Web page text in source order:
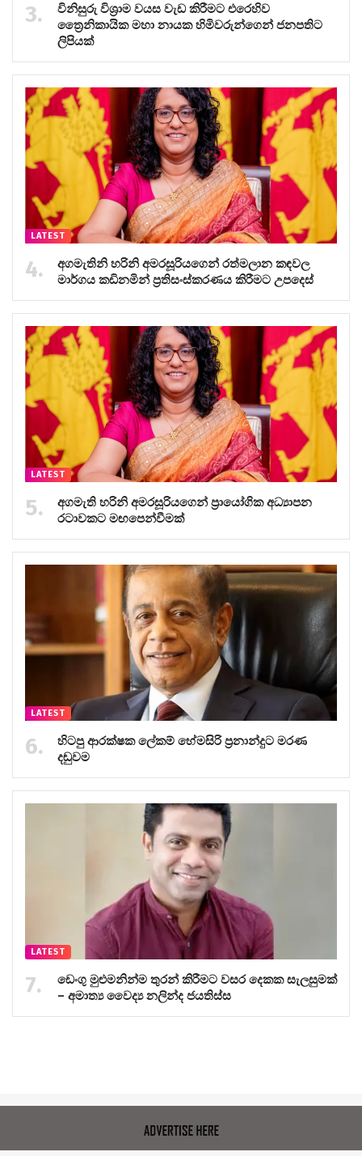
විනිසුරු විශ්‍රාම වයස වැඩ කිරීමට එරෙහිව
ත්‍රෛනිකායික මහා නායක හිමිවරුන්ගෙන් ජනපතිට
ලිපියක්
LATEST
අගමැතිනි හරිනි අමරසූරියගෙන් රත්මලාන කඳවල
මාර්ගය කඩිනමින් ප්‍රතිසංස්කරණය කිරීමට උපදෙස්
LATEST
අගමැති හරිනි අමරසූරියගෙන් ප්‍රායෝගික අධ්‍යාපන
රටාවකට මඟපෙන්වීමක්
LATEST
හිටපු ආරක්ෂක ලේකම් හේමසිරි ප්‍රනාන්දුට මරණ
දඬුවම
LATEST
ඩෙංගු මුළුමනින්ම තුරන් කිරීමට වසර දෙකක සැලසුමක්
– අමාත්‍ය වෛද්‍ය නලින්ද ජයතිස්ස